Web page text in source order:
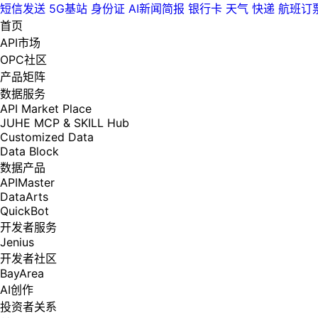
短信发送 5G基站 身份证 AI新闻简报 银行卡 天气 快递 航班订
首页
API市场
OPC社区
产品矩阵
数据服务
API Market Place
JUHE MCP & SKILL Hub
Customized Data
Data Block
数据产品
APIMaster
DataArts
QuickBot
开发者服务
Jenius
开发者社区
BayArea
AI创作
投资者关系